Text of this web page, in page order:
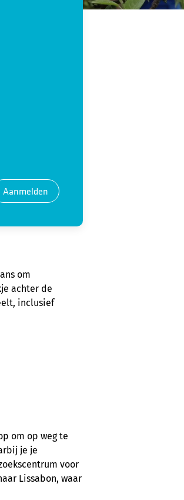
Aanmelden
om
achter de
inclusief
om op weg te
je je
voor
Lissabon, waar